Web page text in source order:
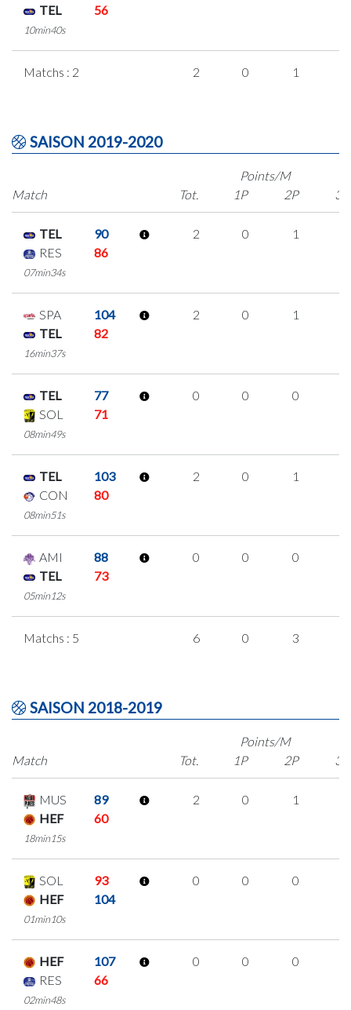
TEL
56
10min40s
Matchs : 2 2 0 1
SAISON 2019-2020
Match
Points/M
Tot.
1P 2P 3P
TEL
90
RES
86
07min34s
2 0 1
SPA
104
TEL
82
16min37s
2 0 1
TEL
77
SOL
71
08min49s
0 0 0
TEL
103
CON
80
08min51s
2 0 1
AMI
88
TEL
73
05min12s
0 0 0
Matchs : 5 6 0 3
SAISON 2018-2019
Match
Points/M
Tot.
1P 2P 3P
MUS
89
HEF
60
18min15s
2 0 1
SOL
93
HEF
104
01min10s
0 0 0
HEF
107
RES
66
02min48s
0 0 0